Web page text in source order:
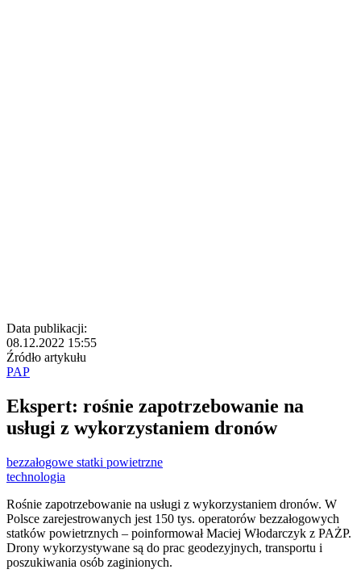
Data publikacji:
08.12.2022 15:55
Źródło artykułu
PAP
Ekspert: rośnie zapotrzebowanie na
usługi z wykorzystaniem dronów
bezzałogowe statki powietrzne
technologia
Rośnie zapotrzebowanie na usługi z wykorzystaniem dronów. W
Polsce zarejestrowanych jest 150 tys. operatorów bezzałogowych
statków powietrznych – poinformował Maciej Włodarczyk z PAŻP.
Drony wykorzystywane są do prac geodezyjnych, transportu i
poszukiwania osób zaginionych.